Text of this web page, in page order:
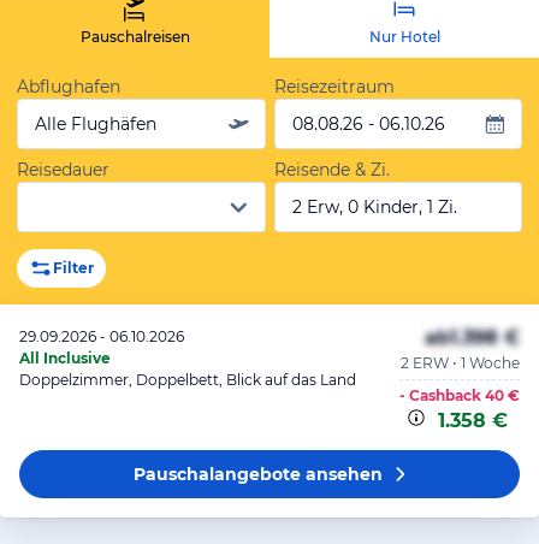
Pauschalreisen Nur Hotel
Abflughafen
Alle Flughäfen
Reisezeitraum
08.08.26 - 06.10.26
Reisedauer
Reisende & Zi.
2 Erw, 0 Kinder, 1 Zi.
Filter
29.09.2026 - 06.10.2026
All Inclusive
Doppelzimmer, Doppelbett, Blick auf das Land
ab1.398 €
2 ERW • 1 Woche
- Cashback 40 €
1.358 €
Pauschalangeboteansehen